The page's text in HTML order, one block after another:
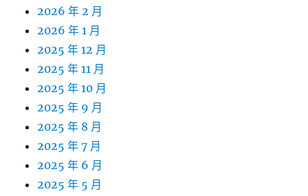
2026 年 2 月
2026 年 1 月
2025 年 12 月
2025 年 11 月
2025 年 10 月
2025 年 9 月
2025 年 8 月
2025 年 7 月
2025 年 6 月
2025 年 5 月